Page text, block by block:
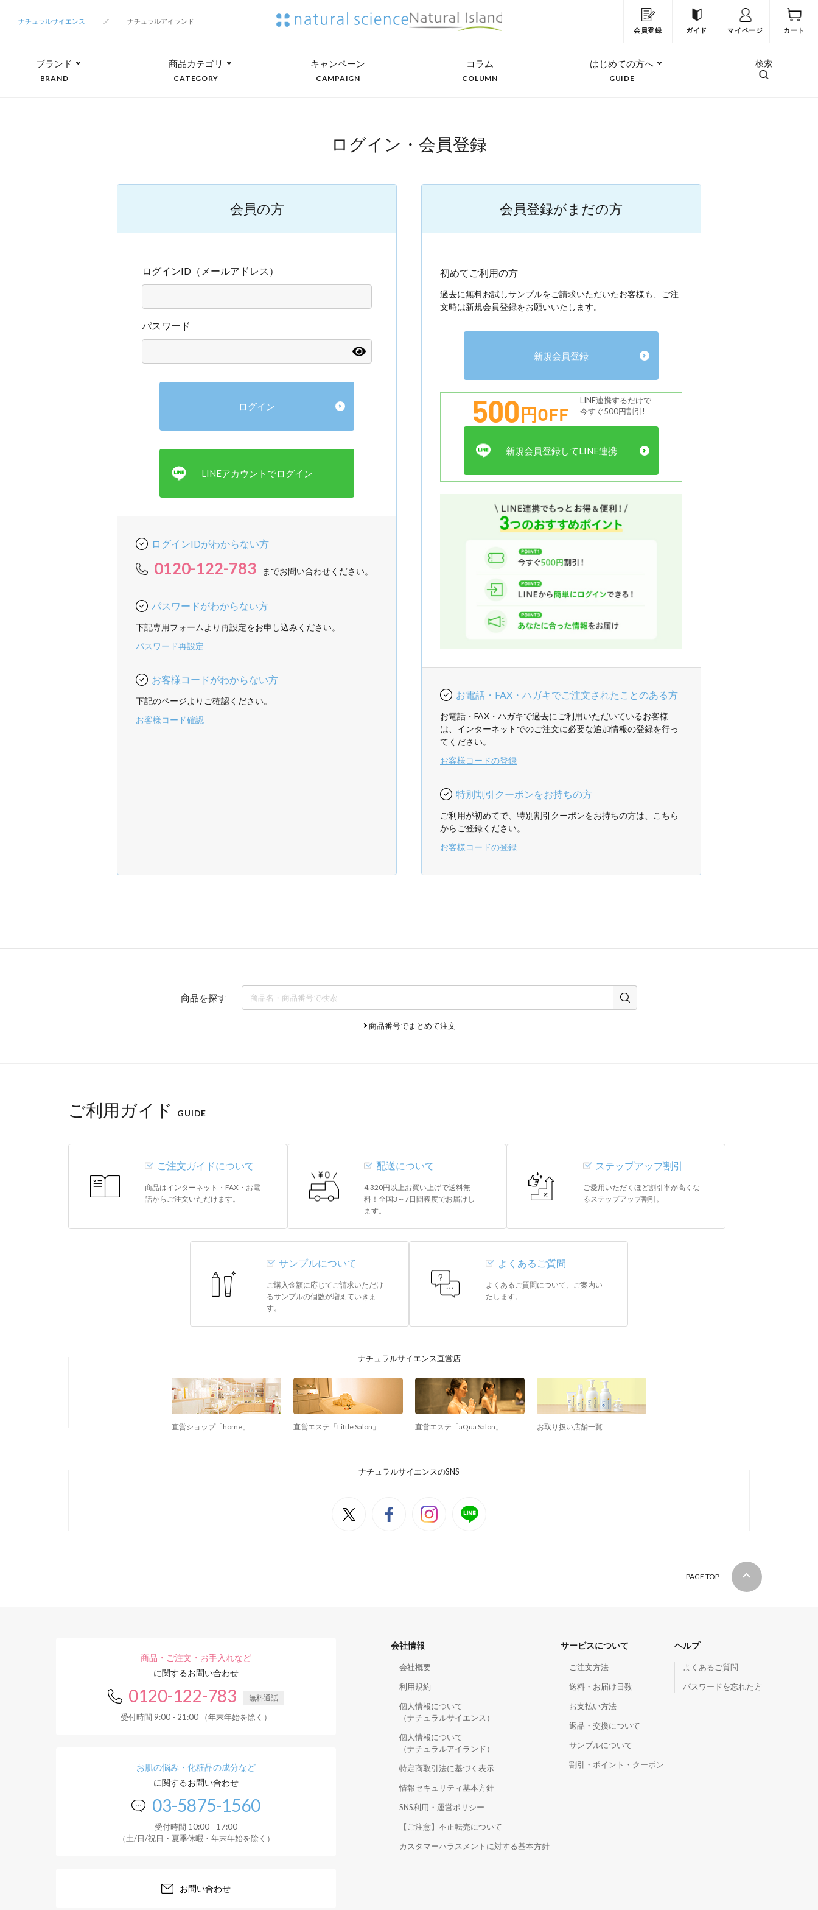
ナチュラルサイエンス
ナチュラルアイランド
会員登録
ガイド マイページ カート
ブランド
BRAND
商品カテゴリ
CATEGORY
キャンペーン
CAMPAIGN
コラム
COLUMN
はじめての方へ
GUIDE
検索
ログイン・会員登録
会員の方
ログインID（メールアドレス）
パスワード
ログインIDがわからない方
0120-122-783 までお問い合わせください。
パスワードがわからない方
下記専用フォームより再設定をお申し込みください。
パスワード再設定
お客様コードがわからない方
下記のページよりご確認ください。
お客様コード確認
会員登録がまだの方
初めてご利用の方
過去に無料お試しサンプルをご請求いただいたお客様も、ご注
文時は新規会員登録をお願いいたします。
新規会員登録
500円OFF
LINE連携するだけで
今すぐ500円割引!
新規会員登録してLINE連携
お電話・FAX・ハガキでご注文されたことのある方
お電話・FAX・ハガキで過去にご利用いただいているお客様
は、インターネットでのご注文に必要な追加情報の登録を行っ
てください。
お客様コードの登録
特別割引クーポンをお持ちの方
ご利用が初めてで、特別割引クーポンをお持ちの方は、こちら
からご登録ください。
お客様コードの登録
商品を探す
商品番号でまとめて注文
ご利用ガイド GUIDE
ご注文ガイドについて
商品はインターネット・FAX・お電
話からご注文いただけます。
配送について
4,320円以上お買い上げで送料無
料！全国3～7日間程度でお届けし
ます。
ステップアップ割引
ご愛用いただくほど割引率が高くな
るステップアップ割引。
サンプルについて
ご購入金額に応じてご請求いただけ
るサンプルの個数が増えていきま
す。
よくあるご質問
よくあるご質問について、ご案内い
たします。
ナチュラルサイエンス直営店
直営ショップ「home」 直営エステ「Little Salon」 直営エステ「aQua Salon」 お取り扱い店舗一覧
ナチュラルサイエンスのSNS
PAGE TOP
商品・ご注文・お手入れなど
に関するお問い合わせ
0120-122-783 無料通話
受付時間 9:00 - 21:00 （年末年始を除く）
お肌の悩み・化粧品の成分など
に関するお問い合わせ
03-5875-1560
受付時間 10:00 - 17:00
（土/日/祝日・夏季休暇・年末年始を除く）
お問い合わせ
会社情報
会社概要
利用規約
個人情報について
（ナチュラルサイエンス）
個人情報について
（ナチュラルアイランド）
特定商取引法に基づく表示
情報セキュリティ基本方針
SNS利用・運営ポリシー
【ご注意】不正転売について
カスタマーハラスメントに対する基本方針
サービスについて
ご注文方法
送料・お届け日数
お支払い方法
返品・交換について
サンプルについて
割引・ポイント・クーポン
ヘルプ
よくあるご質問
パスワードを忘れた方